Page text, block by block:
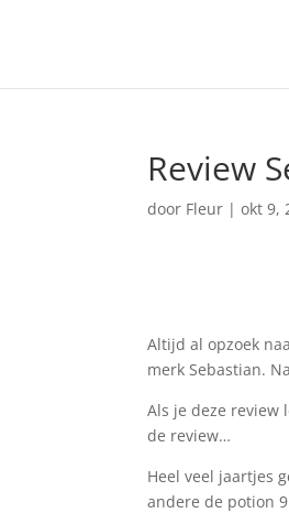
Review
door Fleur |okt 9,
Altijd al opzoek
merk Sebastian.
Als je deze review
de review…
Heel veel jaartjes
andere de potion